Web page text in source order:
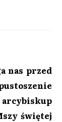
nas przed
świętej